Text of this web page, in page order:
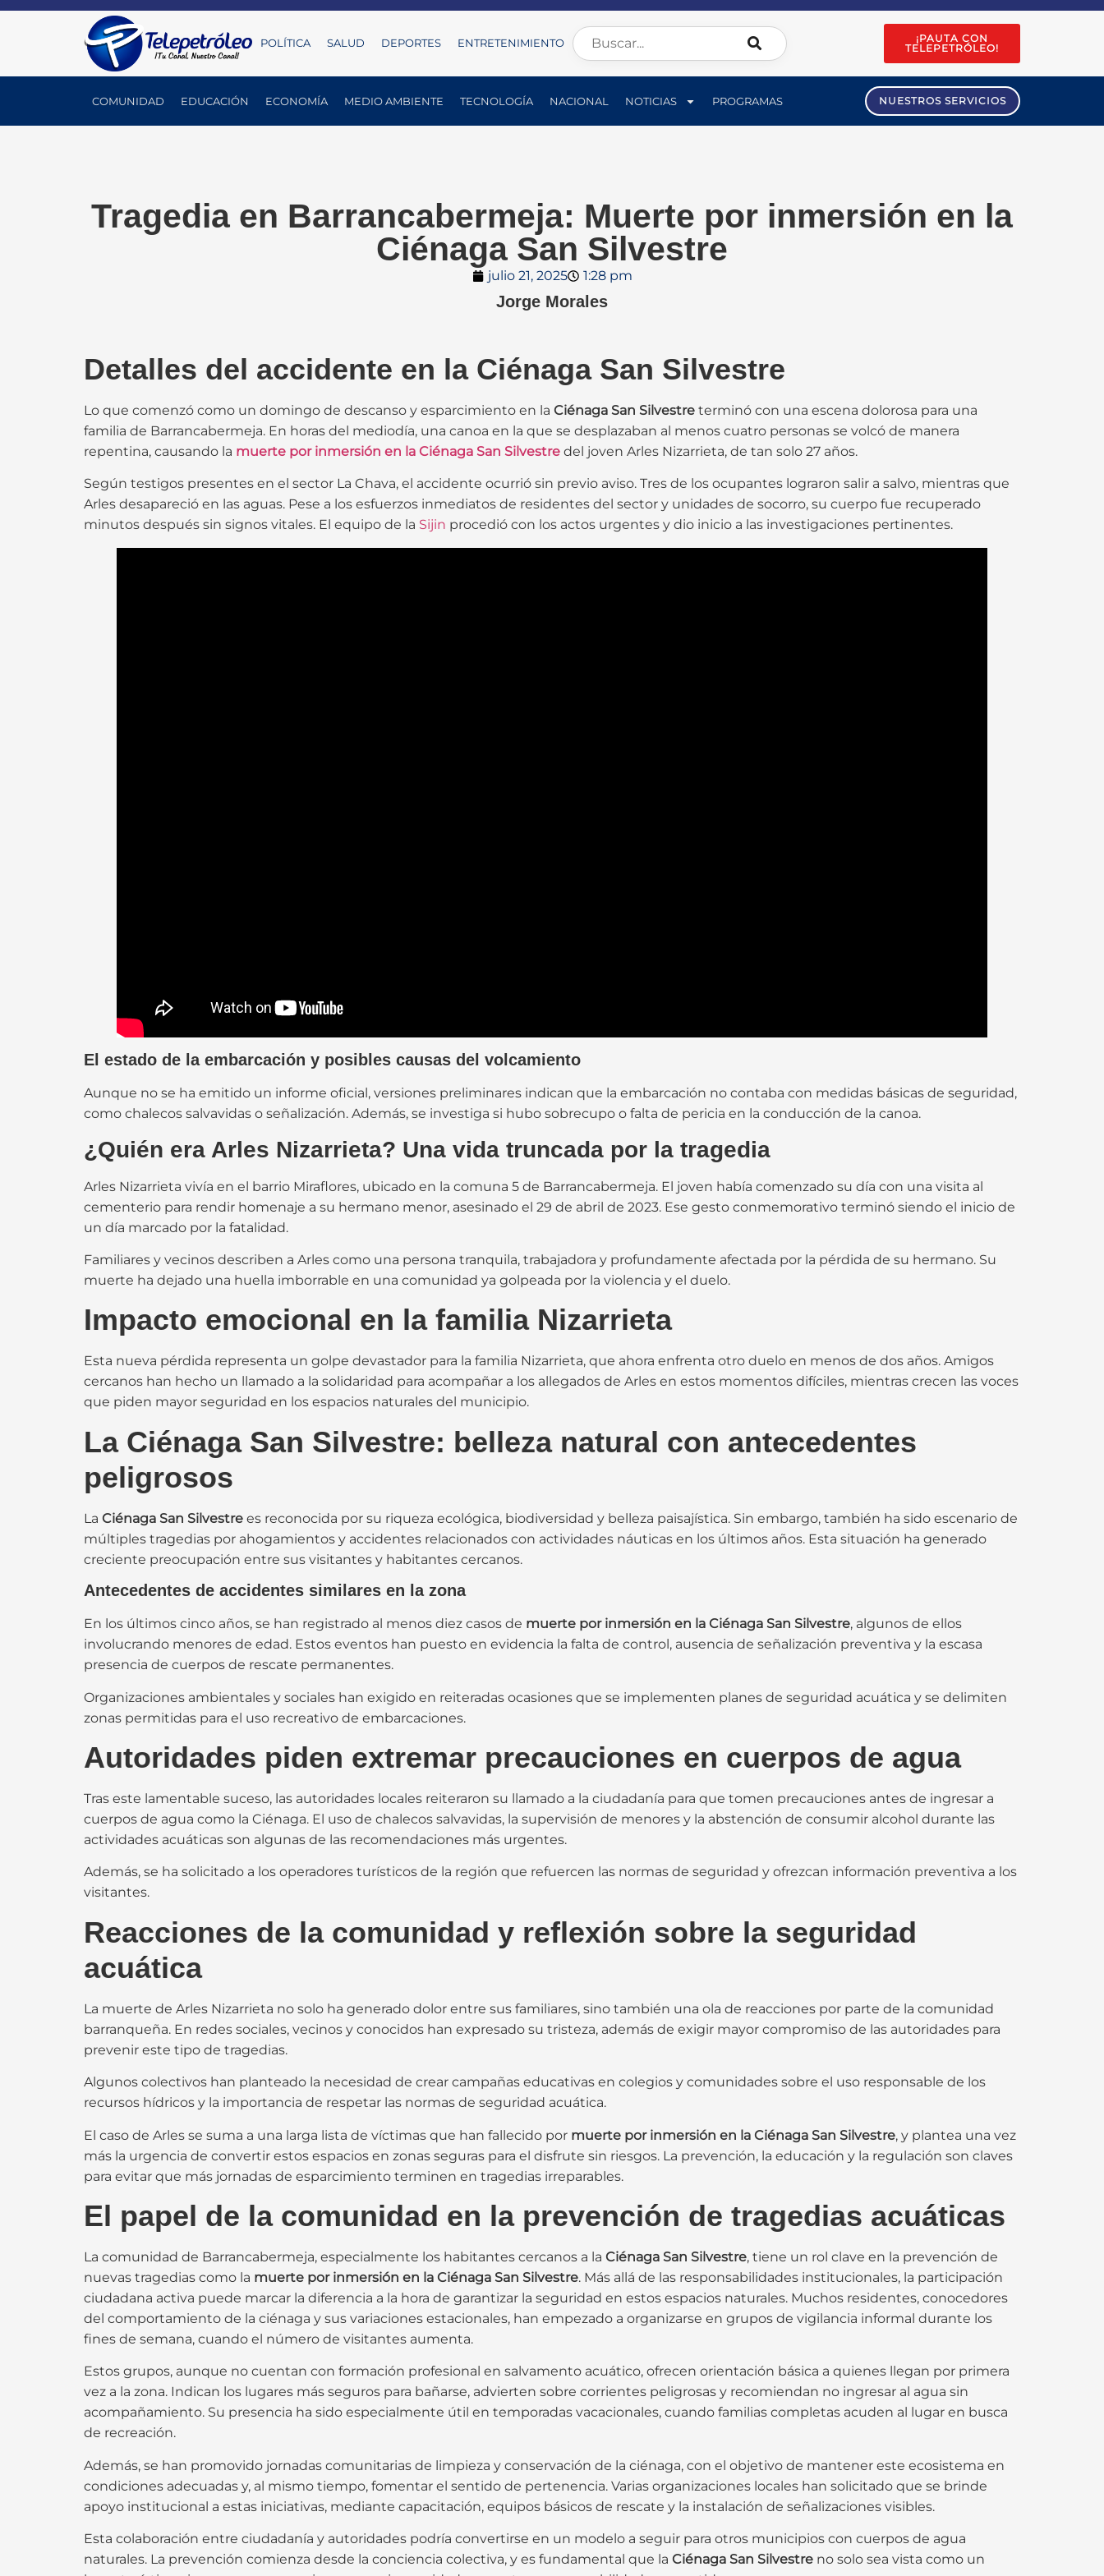
POLÍTICA SALUD DEPORTES ENTRETENIMIENTO
¡PAUTA CON
TELEPETRÓLEO!
COMUNIDAD EDUCACIÓN ECONOMÍA MEDIO AMBIENTE TECNOLOGÍA NACIONAL NOTICIAS PROGRAMAS NUESTROS SERVICIOS
Tragedia en Barrancabermeja: Muerte por inmersión en la
Ciénaga San Silvestre
julio 21, 2025 1:28 pm
Jorge Morales
Detalles del accidente en la Ciénaga San Silvestre
Lo que comenzó como un domingo de descanso y esparcimiento en la Ciénaga San Silvestre terminó con una escena dolorosa para una
familia de Barrancabermeja. En horas del mediodía, una canoa en la que se desplazaban al menos cuatro personas se volcó de manera
repentina, causando la muerte por inmersión en la Ciénaga San Silvestre del joven Arles Nizarrieta, de tan solo 27 años.
Según testigos presentes en el sector La Chava, el accidente ocurrió sin previo aviso. Tres de los ocupantes lograron salir a salvo, mientras que
Arles desapareció en las aguas. Pese a los esfuerzos inmediatos de residentes del sector y unidades de socorro, su cuerpo fue recuperado
minutos después sin signos vitales. El equipo de la Sijin procedió con los actos urgentes y dio inicio a las investigaciones pertinentes.
El estado de la embarcación y posibles causas del volcamiento
Aunque no se ha emitido un informe oficial, versiones preliminares indican que la embarcación no contaba con medidas básicas de seguridad,
como chalecos salvavidas o señalización. Además, se investiga si hubo sobrecupo o falta de pericia en la conducción de la canoa.
¿Quién era Arles Nizarrieta? Una vida truncada por la tragedia
Arles Nizarrieta vivía en el barrio Miraflores, ubicado en la comuna 5 de Barrancabermeja. El joven había comenzado su día con una visita al
cementerio para rendir homenaje a su hermano menor, asesinado el 29 de abril de 2023. Ese gesto conmemorativo terminó siendo el inicio de
un día marcado por la fatalidad.
Familiares y vecinos describen a Arles como una persona tranquila, trabajadora y profundamente afectada por la pérdida de su hermano. Su
muerte ha dejado una huella imborrable en una comunidad ya golpeada por la violencia y el duelo.
Impacto emocional en la familia Nizarrieta
Esta nueva pérdida representa un golpe devastador para la familia Nizarrieta, que ahora enfrenta otro duelo en menos de dos años. Amigos
cercanos han hecho un llamado a la solidaridad para acompañar a los allegados de Arles en estos momentos difíciles, mientras crecen las voces
que piden mayor seguridad en los espacios naturales del municipio.
La Ciénaga San Silvestre: belleza natural con antecedentes
peligrosos
La Ciénaga San Silvestre es reconocida por su riqueza ecológica, biodiversidad y belleza paisajística. Sin embargo, también ha sido escenario de
múltiples tragedias por ahogamientos y accidentes relacionados con actividades náuticas en los últimos años. Esta situación ha generado
creciente preocupación entre sus visitantes y habitantes cercanos.
Antecedentes de accidentes similares en la zona
En los últimos cinco años, se han registrado al menos diez casos de muerte por inmersión en la Ciénaga San Silvestre, algunos de ellos
involucrando menores de edad. Estos eventos han puesto en evidencia la falta de control, ausencia de señalización preventiva y la escasa
presencia de cuerpos de rescate permanentes.
Organizaciones ambientales y sociales han exigido en reiteradas ocasiones que se implementen planes de seguridad acuática y se delimiten
zonas permitidas para el uso recreativo de embarcaciones.
Autoridades piden extremar precauciones en cuerpos de agua
Tras este lamentable suceso, las autoridades locales reiteraron su llamado a la ciudadanía para que tomen precauciones antes de ingresar a
cuerpos de agua como la Ciénaga. El uso de chalecos salvavidas, la supervisión de menores y la abstención de consumir alcohol durante las
actividades acuáticas son algunas de las recomendaciones más urgentes.
Además, se ha solicitado a los operadores turísticos de la región que refuercen las normas de seguridad y ofrezcan información preventiva a los
visitantes.
Reacciones de la comunidad y reflexión sobre la seguridad
acuática
La muerte de Arles Nizarrieta no solo ha generado dolor entre sus familiares, sino también una ola de reacciones por parte de la comunidad
barranqueña. En redes sociales, vecinos y conocidos han expresado su tristeza, además de exigir mayor compromiso de las autoridades para
prevenir este tipo de tragedias.
Algunos colectivos han planteado la necesidad de crear campañas educativas en colegios y comunidades sobre el uso responsable de los
recursos hídricos y la importancia de respetar las normas de seguridad acuática.
El caso de Arles se suma a una larga lista de víctimas que han fallecido por muerte por inmersión en la Ciénaga San Silvestre, y plantea una vez
más la urgencia de convertir estos espacios en zonas seguras para el disfrute sin riesgos. La prevención, la educación y la regulación son claves
para evitar que más jornadas de esparcimiento terminen en tragedias irreparables.
El papel de la comunidad en la prevención de tragedias acuáticas
La comunidad de Barrancabermeja, especialmente los habitantes cercanos a la Ciénaga San Silvestre, tiene un rol clave en la prevención de
nuevas tragedias como la muerte por inmersión en la Ciénaga San Silvestre. Más allá de las responsabilidades institucionales, la participación
ciudadana activa puede marcar la diferencia a la hora de garantizar la seguridad en estos espacios naturales. Muchos residentes, conocedores
del comportamiento de la ciénaga y sus variaciones estacionales, han empezado a organizarse en grupos de vigilancia informal durante los
fines de semana, cuando el número de visitantes aumenta.
Estos grupos, aunque no cuentan con formación profesional en salvamento acuático, ofrecen orientación básica a quienes llegan por primera
vez a la zona. Indican los lugares más seguros para bañarse, advierten sobre corrientes peligrosas y recomiendan no ingresar al agua sin
acompañamiento. Su presencia ha sido especialmente útil en temporadas vacacionales, cuando familias completas acuden al lugar en busca
de recreación.
Además, se han promovido jornadas comunitarias de limpieza y conservación de la ciénaga, con el objetivo de mantener este ecosistema en
condiciones adecuadas y, al mismo tiempo, fomentar el sentido de pertenencia. Varias organizaciones locales han solicitado que se brinde
apoyo institucional a estas iniciativas, mediante capacitación, equipos básicos de rescate y la instalación de señalizaciones visibles.
Esta colaboración entre ciudadanía y autoridades podría convertirse en un modelo a seguir para otros municipios con cuerpos de agua
naturales. La prevención comienza desde la conciencia colectiva, y es fundamental que la Ciénaga San Silvestre no solo sea vista como un